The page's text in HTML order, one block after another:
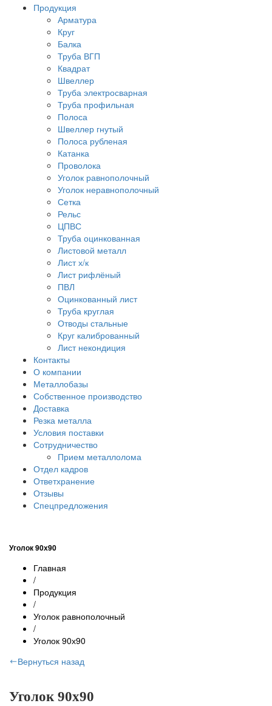
Продукция
Арматура
Круг
Балка
Труба ВГП
Квадрат
Швеллер
Труба электросварная
Труба профильная
Полоса
Швеллер гнутый
Полоса рубленая
Катанка
Проволока
Уголок равнополочный
Уголок неравнополочный
Сетка
Рельс
ЦПВС
Труба оцинкованная
Листовой металл
Лист х/к
Лист рифлёный
ПВЛ
Оцинкованный лист
Труба круглая
Отводы стальные
Круг калиброванный
Лист некондиция
Контакты
О компании
Металлобазы
Собственное производство
Доставка
Резка металла
Условия поставки
Сотрудничество
Прием металлолома
Отдел кадров
Ответхранение
Отзывы
Спецпредложения
Уголок 90х90
Главная
/
Продукция
/
Уголок равнополочный
/
Уголок 90х90
Вернуться назад
Уголок 90х90